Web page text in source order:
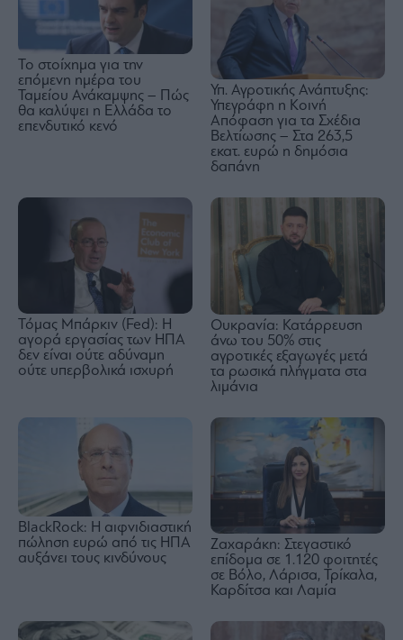
Το στοίχημα για την
επόμενη ημέρα του
Ταμείου Ανάκαμψης – Πώς
θα καλύψει η Ελλάδα το
επενδυτικό κενό
Υπ. Αγροτικής Ανάπτυξης:
Υπεγράφη η Κοινή
Απόφαση για τα Σχέδια
Βελτίωσης – Στα 263,5
εκατ. ευρώ η δημόσια
δαπάνη
Τόμας Μπάρκιν (Fed): Η
αγορά εργασίας των ΗΠΑ
δεν είναι ούτε αδύναμη
ούτε υπερβολικά ισχυρή
Ουκρανία: Κατάρρευση
άνω του 50% στις
αγροτικές εξαγωγές μετά
τα ρωσικά πλήγματα στα
λιμάνια
BlackRock: Η αιφνιδιαστική
πώληση ευρώ από τις ΗΠΑ
αυξάνει τους κινδύνους
Ζαχαράκη: Στεγαστικό
επίδομα σε 1.120 φοιτητές
σε Βόλο, Λάρισα, Τρίκαλα,
Καρδίτσα και Λαμία